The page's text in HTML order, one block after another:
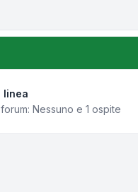
linea
Nessuno e 1 ospite